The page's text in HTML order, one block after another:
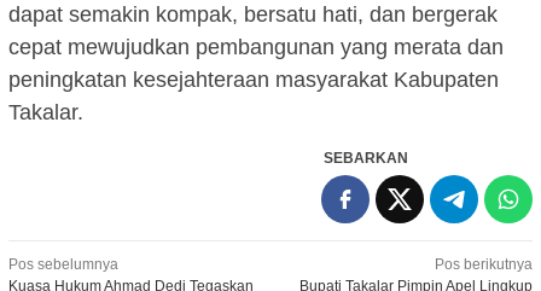
dapat semakin kompak, bersatu hati, dan bergerak
cepat mewujudkan pembangunan yang merata dan
peningkatan kesejahteraan masyarakat Kabupaten
Takalar.
SEBARKAN
Navigasi
Pos sebelumnya
Kuasa Hukum Ahmad Dedi Tegaskan
Pos berikutnya
Bupati Takalar Pimpin Apel Lingkup